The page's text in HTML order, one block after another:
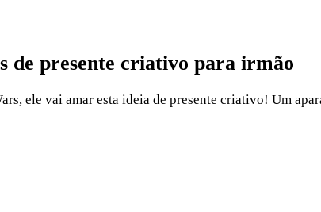
de presente criativo para irmão
ele vai amar esta ideia de presente criativo! Um